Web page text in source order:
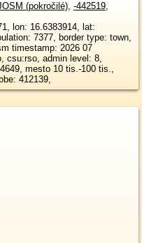
(pokročilé), -442519,
lon: 16.6383914, lat:
7377, border type: town,
timestamp: 2026 07
csu:rso, admin level: 8,
mesto 10 tis.-100 tis.,
412139,